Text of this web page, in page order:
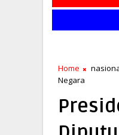
Home
Negara